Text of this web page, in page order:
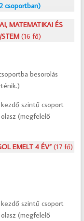
csoportban)
MATEMATIKAI ÉS
(16 fő)
besorolás
szintű csoport
(megfelelő
EMELT 4 ÉV”(17 fő)
szintű csoport
(megfelelő